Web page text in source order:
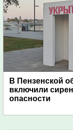
В Пензенской
включили
опасности